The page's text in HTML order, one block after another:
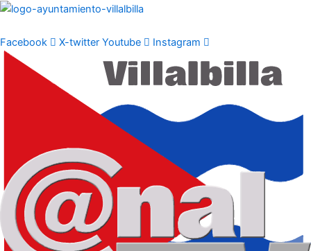
Ir
contenido
Facebook X-twitter Youtube Instagram